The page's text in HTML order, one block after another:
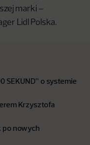
marki –
Lidl Polska.
SEKUND” o systemie
Krzysztofa
po nowych